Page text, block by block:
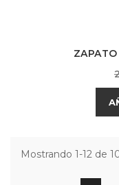
Mostrando 1-12 de